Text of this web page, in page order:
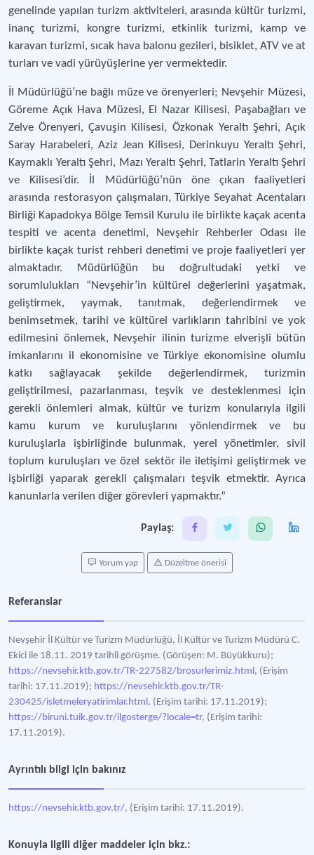
genelinde yapılan turizm aktiviteleri, arasında kültür turizmi,
inanç turizmi, kongre turizmi, etkinlik turizmi, kamp ve
karavan turizmi, sıcak hava balonu gezileri, bisiklet, ATV ve at
turları ve vadi yürüyüşlerine yer vermektedir.
İl Müdürlüğü’ne bağlı müze ve örenyerleri; Nevşehir Müzesi,
Göreme Açık Hava Müzesi, El Nazar Kilisesi, Paşabağları ve
Zelve Örenyeri, Çavuşin Kilisesi, Özkonak Yeraltı Şehri, Açık
Saray Harabeleri, Aziz Jean Kilisesi, Derinkuyu Yeraltı Şehri,
Kaymaklı Yeraltı Şehri, Mazı Yeraltı Şehri, Tatlarin Yeraltı Şehri
ve Kilisesi’dir. İl Müdürlüğü’nün öne çıkan faaliyetleri
arasında restorasyon çalışmaları, Türkiye Seyahat Acentaları
Birliği Kapadokya Bölge Temsil Kurulu ile birlikte kaçak acenta
tespiti ve acenta denetimi, Nevşehir Rehberler Odası ile
birlikte kaçak turist rehberi denetimi ve proje faaliyetleri yer
almaktadır. Müdürlüğün bu doğrultudaki yetki ve
sorumlulukları “Nevşehir’in kültürel değerlerini yaşatmak,
geliştirmek, yaymak, tanıtmak, değerlendirmek ve
benimsetmek, tarihi ve kültürel varlıkların tahribini ve yok
edilmesini önlemek, Nevşehir ilinin turizme elverişli bütün
imkanlarını il ekonomisine ve Türkiye ekonomisine olumlu
katkı sağlayacak şekilde değerlendirmek, turizmin
geliştirilmesi, pazarlanması, teşvik ve desteklenmesi için
gerekli önlemleri almak, kültür ve turizm konularıyla ilgili
kamu kurum ve kuruluşlarını yönlendirmek ve bu
kuruluşlarla işbirliğinde bulunmak, yerel yönetimler, sivil
toplum kuruluşları ve özel sektör ile iletişimi geliştirmek ve
işbirliği yaparak gerekli çalışmaları teşvik etmektir. Ayrıca
kanunlarla verilen diğer görevleri yapmaktır.”
Paylaş:
Yorum yap Düzeltme önerisi
Referanslar
Nevşehir İl Kültür ve Turizm Müdürlüğü, İl Kültür ve Turizm Müdürü C.
Ekici ile 18.11. 2019 tarihli görüşme. (Görüşen: M. Büyükkuru);
https://nevsehir.ktb.gov.tr/TR-227582/brosurlerimiz.html, (Erişim
tarihi: 17.11.2019); https://nevsehir.ktb.gov.tr/TR-
230425/isletmeleryatirimlar.html, (Erişim tarihi: 17.11.2019);
https://biruni.tuik.gov.tr/ilgosterge/?locale=tr, (Erişim tarihi:
17.11.2019).
Ayrıntılı bilgi için bakınız
https://nevsehir.ktb.gov.tr/, (Erişim tarihi: 17.11.2019).
Konuyla ilgili diğer maddeler için bkz.: